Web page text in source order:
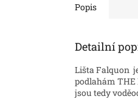
Popis
Detailní
Lišta Falquon
podlahám THE
jsou tedy